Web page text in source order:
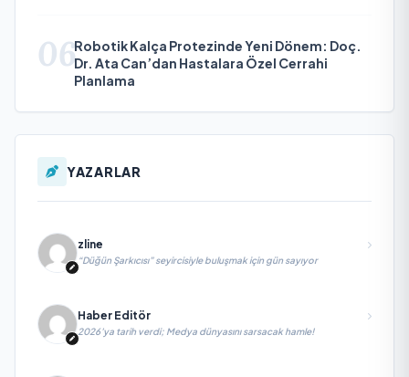
06Robotik Kalça Protezinde Yeni Dönem: Doç.
Dr. Ata Can’dan Hastalara Özel Cerrahi
Planlama
YAZARLAR
zline
“Düğün Şarkıcısı” seyircisiyle buluşmak için gün sayıyor
Haber Editör
2026’ya tarih verdi; Medya dünyasını sarsacak hamle!